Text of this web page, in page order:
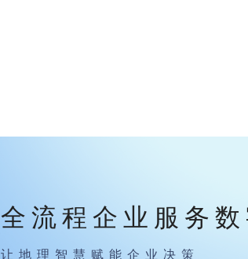
全流程企业服务
让地理智慧赋能企业决策